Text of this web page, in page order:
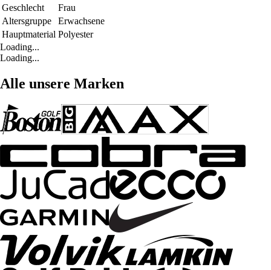
Geschlecht
Frau
Altersgruppe
Erwachsene
Hauptmaterial Polyester
Loading...
Loading...
Alle unsere Marken